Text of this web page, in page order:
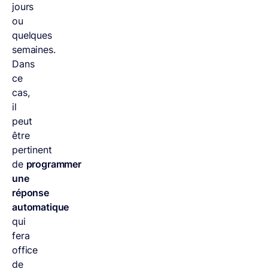
jours
ou
quelques
semaines.
Dans
ce
cas,
il
peut
être
pertinent
de programmer
une
réponse
automatique
qui
fera
office
de